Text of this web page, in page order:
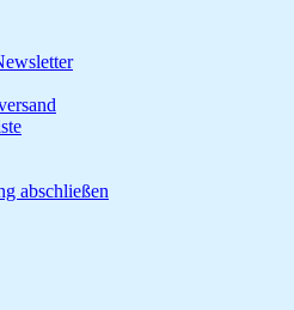
abschließen